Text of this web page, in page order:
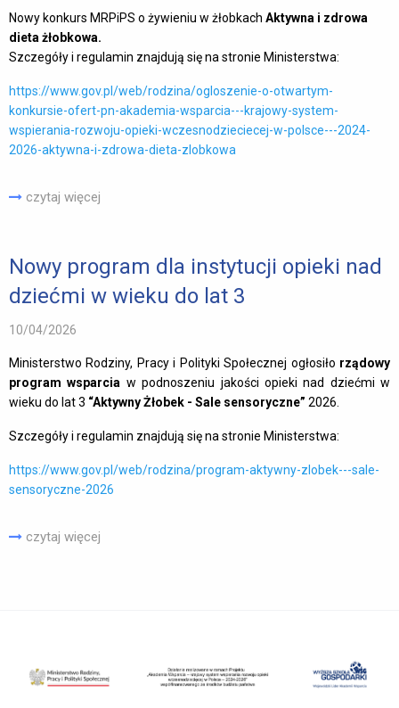
Nowy konkurs MRPiPS o żywieniu w żłobkach Aktywna i zdrowa
dieta żłobkowa.
Szczegóły i regulamin znajdują się na stronie Ministerstwa:
https://www.gov.pl/web/rodzina/ogloszenie-o-otwartym-
konkursie-ofert-pn-akademia-wsparcia---krajowy-system-
wspierania-rozwoju-opieki-wczesnodzieciecej-w-polsce---2024-
2026-aktywna-i-zdrowa-dieta-zlobkowa
czytaj więcej
Nowy program dla instytucji opieki nad
dziećmi w wieku do lat 3
10/04/2026
Ministerstwo Rodziny, Pracy i Polityki Społecznej ogłosiło rządowy
program wsparcia w podnoszeniu jakości opieki nad dziećmi w
wieku do lat 3 “Aktywny Żłobek - Sale sensoryczne” 2026.
Szczegóły i regulamin znajdują się na stronie Ministerstwa:
https://www.gov.pl/web/rodzina/program-aktywny-zlobek---sale-
sensoryczne-2026
czytaj więcej